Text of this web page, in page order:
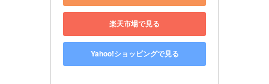
楽天市場で見る
Yahoo!ショッピングで見る